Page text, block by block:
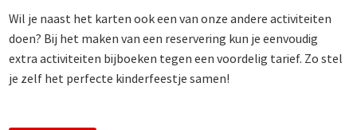
Wil je naast het karten ook een van onze andere activiteiten
doen? Bij het maken van een reservering kun je eenvoudig
extra activiteiten bijboeken tegen een voordelig tarief. Zo stel
je zelf het perfecte kinderfeestje samen!